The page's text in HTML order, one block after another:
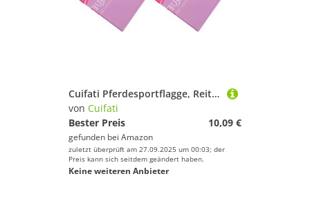
Cuifati Pferdesportflagge, Reitlichtlicht Leichter Tragbarer Tragbarer Verschleißnachweis für das Reiten (violett)
von Cuifati
Bester Preis
10,09 €
gefunden bei Amazon
zuletzt überprüft am 27.09.2025 um 00:03; der
Preis kann sich seitdem geändert haben.
Keine weiteren Anbieter